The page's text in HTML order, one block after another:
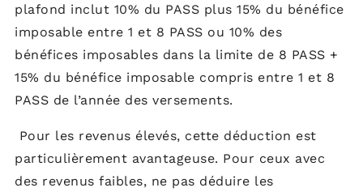
plafond inclut 10% du PASS plus 15% du bénéfice
imposable entre 1 et 8 PASS ou 10% des
bénéfices imposables dans la limite de 8 PASS +
15% du bénéfice imposable compris entre 1 et 8
PASS de l’année des versements.
Pour les revenus élevés, cette déduction est
particulièrement avantageuse. Pour ceux avec
des revenus faibles, ne pas déduire les